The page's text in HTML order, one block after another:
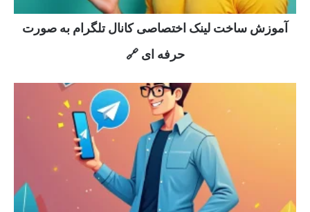
آموزش ساخت لینک اختصاصی کانال تلگرام به صورت
حرفه ای 🔗